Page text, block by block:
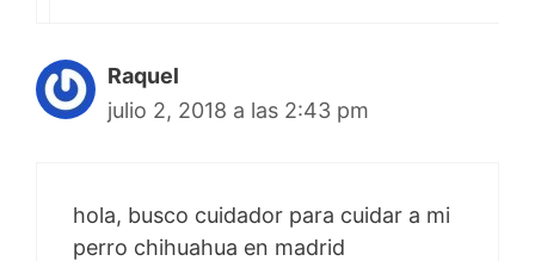
Raquel
julio 2, 2018 a las 2:43 pm
hola, busco cuidador para cuidar a mi
perro chihuahua en madrid